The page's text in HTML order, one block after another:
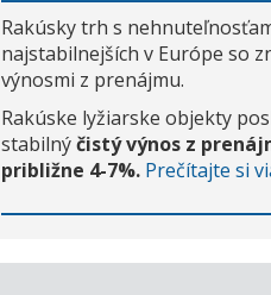
Rakúsky trh s
najstabilnejších v Európe so
výnosmi z prenájmu.
Rakúske lyžiarske objekty
stabilnýčistý výnos z
približne 4-7%. Prečítajte si